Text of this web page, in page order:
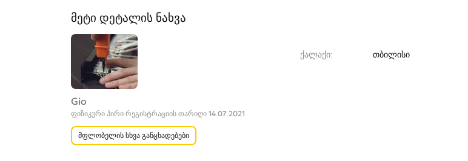
მეტი დეტალის ნახვა
Gio
ფიზიკური პირი რეგისტრაციის თარიღი 14.07.2021
მფლობელის სხვა განცხადებები
ქალაქი თბილისი